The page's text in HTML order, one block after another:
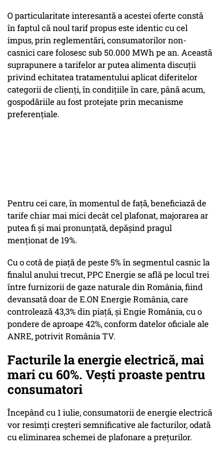
O particularitate interesantă a acestei oferte constă
în faptul că noul tarif propus este identic cu cel
impus, prin reglementări, consumatorilor non-
casnici care folosesc sub 50.000 MWh pe an. Această
suprapunere a tarifelor ar putea alimenta discuții
privind echitatea tratamentului aplicat diferitelor
categorii de clienți, în condițiile în care, până acum,
gospodăriile au fost protejate prin mecanisme
preferențiale.
Pentru cei care, în momentul de față, beneficiază de
tarife chiar mai mici decât cel plafonat, majorarea ar
putea fi și mai pronunțată, depășind pragul
menționat de 19%.
Cu o cotă de piață de peste 5% în segmentul casnic la
finalul anului trecut, PPC Energie se află pe locul trei
între furnizorii de gaze naturale din România, fiind
devansată doar de E.ON Energie România, care
controlează 43,3% din piață, și Engie România, cu o
pondere de aproape 42%, conform datelor oficiale ale
ANRE, potrivit România TV.
Facturile la energie electrică, mai
mari cu 60%. Vești proaste pentru
consumatori
Începând cu 1 iulie, consumatorii de energie electrică
vor resimți creșteri semnificative ale facturilor, odată
cu eliminarea schemei de plafonare a prețurilor.